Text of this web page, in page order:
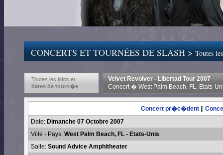
CONCERTS ET TOURNÉES DE SLASH >Toutes
Toutes les infos et
dates de tourn�e
Velvet Revolver - Libertad Tour 2007
Concert � West Palm Beach, FL, Etats-
Concert pr�c�dent
Date: Dimanche 07 Octobre 2007
Ville - Pays: West Palm Beach, FL - Etats-Unis
Salle: Sound Advice Amphitheater